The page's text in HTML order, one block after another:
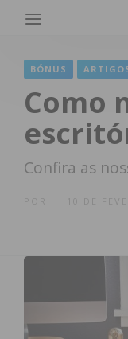
BÓNUS
Como
Confira as